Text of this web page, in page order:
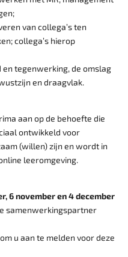
van collega’s ten
collega’s hierop
tegenwerking, de omslag
en draagvlak.
aan op de behoefte die
ontwikkeld voor
(willen) zijn en wordt in
leeromgeving.
6 november en 4 december
samenwerkingspartner
u aan te melden voor deze